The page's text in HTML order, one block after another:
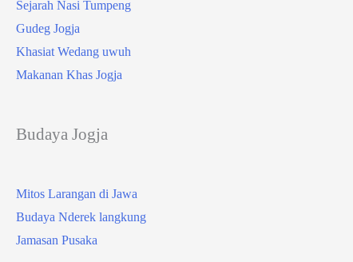
Sejarah Nasi Tumpeng
Gudeg Jogja
Khasiat Wedang uwuh
Makanan Khas Jogja
Budaya Jogja
Mitos Larangan di Jawa
Budaya Nderek langkung
Jamasan Pusaka